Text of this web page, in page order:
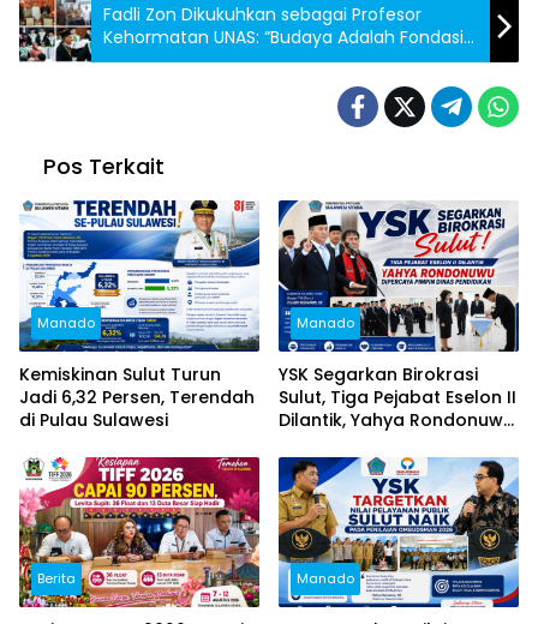
Fadli Zon Dikukuhkan sebagai Profesor
Kehormatan UNAS: “Budaya Adalah Fondasi
Peradaban”
Pos Terkait
Manado
Kemiskinan Sulut Turun
Jadi 6,32 Persen, Terendah
di Pulau Sulawesi
Manado
YSK Segarkan Birokrasi
Sulut, Tiga Pejabat Eselon II
Dilantik, Yahya Rondonuwu
Pendidikan
Berita Manado